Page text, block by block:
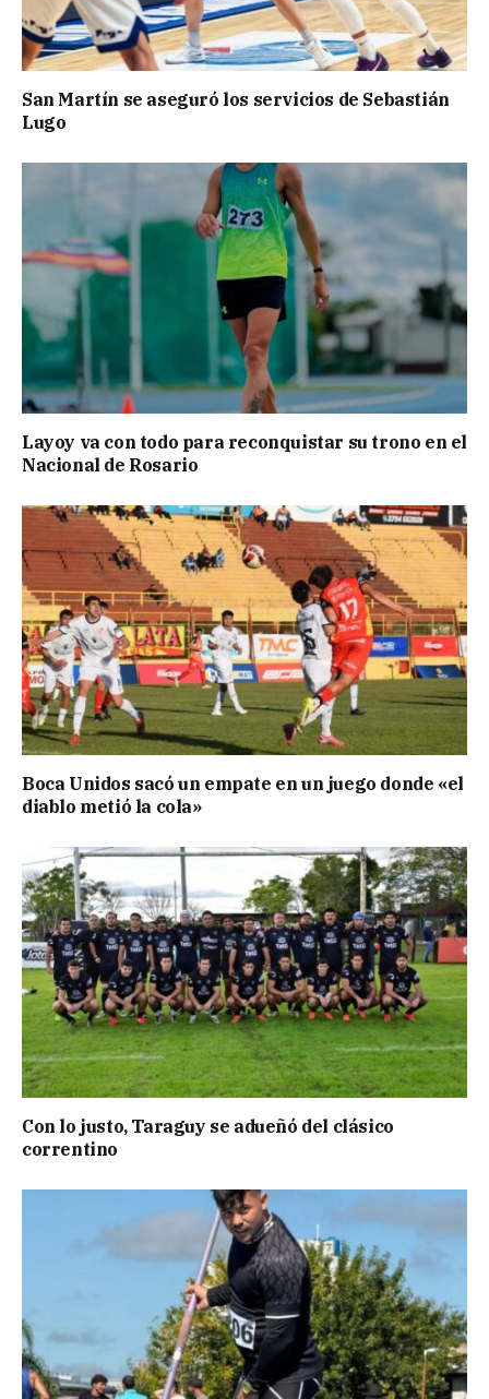
San Martín se aseguró los servicios de Sebastián
Lugo
Layoy va con todo para reconquistar su trono en el
Nacional de Rosario
Boca Unidos sacó un empate en un juego donde «el
diablo metió la cola»
Con lo justo, Taraguy se adueñó del clásico
correntino